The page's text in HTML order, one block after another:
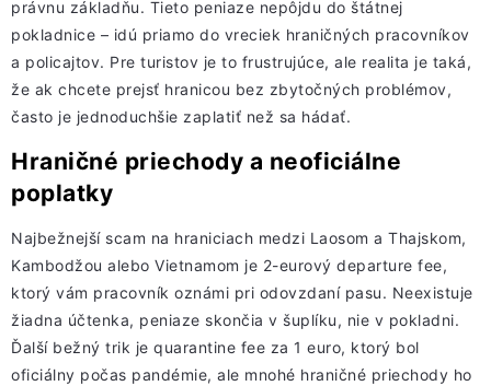
právnu základňu. Tieto peniaze nepôjdu do štátnej
pokladnice – idú priamo do vreciek hraničných pracovníkov
a policajtov. Pre turistov je to frustrujúce, ale realita je taká,
že ak chcete prejsť hranicou bez zbytočných problémov,
často je jednoduchšie zaplatiť než sa hádať.
Hraničné priechody a neoficiálne
poplatky
Najbežnejší scam na hraniciach medzi Laosom a Thajskom,
Kambodžou alebo Vietnamom je 2-eurový departure fee,
ktorý vám pracovník oznámi pri odovzdaní pasu. Neexistuje
žiadna účtenka, peniaze skončia v šuplíku, nie v pokladni.
Ďalší bežný trik je quarantine fee za 1 euro, ktorý bol
oficiálny počas pandémie, ale mnohé hraničné priechody ho